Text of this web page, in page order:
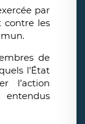
par
contre les
de
l’État
l’action